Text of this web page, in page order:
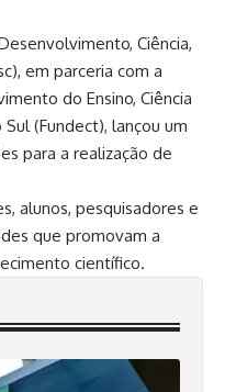
Ciência,
em parceria com a
do Ensino, Ciência
(Fundect), lançou um
para a realização de
alunos, pesquisadores e
que promovam a
científico.